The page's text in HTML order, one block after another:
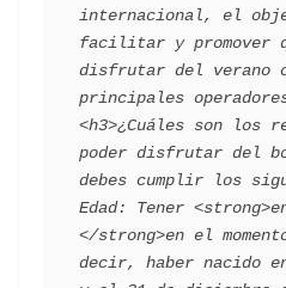
internacional, el
facilitar y promover
disfrutar del verano
principales
<h3>¿Cuáles son los
poder disfrutar del
debes cumplir los
Edad: Tener
</strong>en el
decir, haber nacido